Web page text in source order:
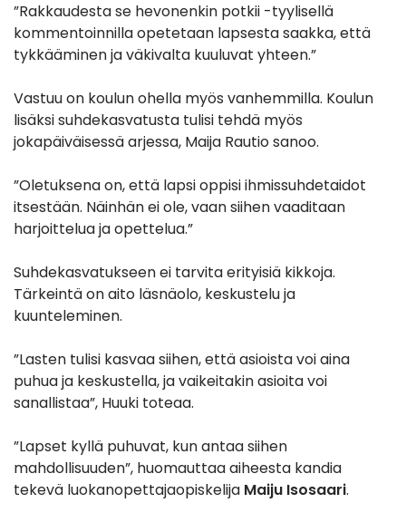
”Rakkaudesta se hevonenkin potkii -tyylisellä
kommentoinnilla opetetaan lapsesta saakka, että
tykkääminen ja väkivalta kuuluvat yhteen.”
Vastuu on koulun ohella myös vanhemmilla. Koulun
lisäksi suhdekasvatusta tulisi tehdä myös
jokapäiväisessä arjessa, Maija Rautio sanoo.
”Oletuksena on, että lapsi oppisi ihmissuhdetaidot
itsestään. Näinhän ei ole, vaan siihen vaaditaan
harjoittelua ja opettelua.”
Suhdekasvatukseen ei tarvita erityisiä kikkoja.
Tärkeintä on aito läsnäolo, keskustelu ja
kuunteleminen.
”Lasten tulisi kasvaa siihen, että asioista voi aina
puhua ja keskustella, ja vaikeitakin asioita voi
sanallistaa”, Huuki toteaa.
”Lapset kyllä puhuvat, kun antaa siihen
mahdollisuuden”, huomauttaa aiheesta kandia
tekevä luokanopettajaopiskelija Maiju Isosaari.